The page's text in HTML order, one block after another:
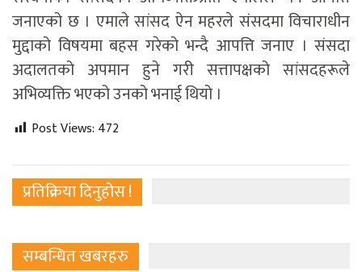
जनाएको छ । एमाले सांसद ऐन महरले संसदमा विचाराधीन
मुद्दाको विषयमा बहस गरेको भन्दै आपत्ति जनाए । संसदा
अदालतको अपमान हुने गरी सत्तापक्षको सांसदहरूले
अभिव्यक्ति भएको उनको भनाई थियो ।
Post Views: 472
प्रतिक्रिया दिनुहोस !
सम्बन्धित खबरहरु